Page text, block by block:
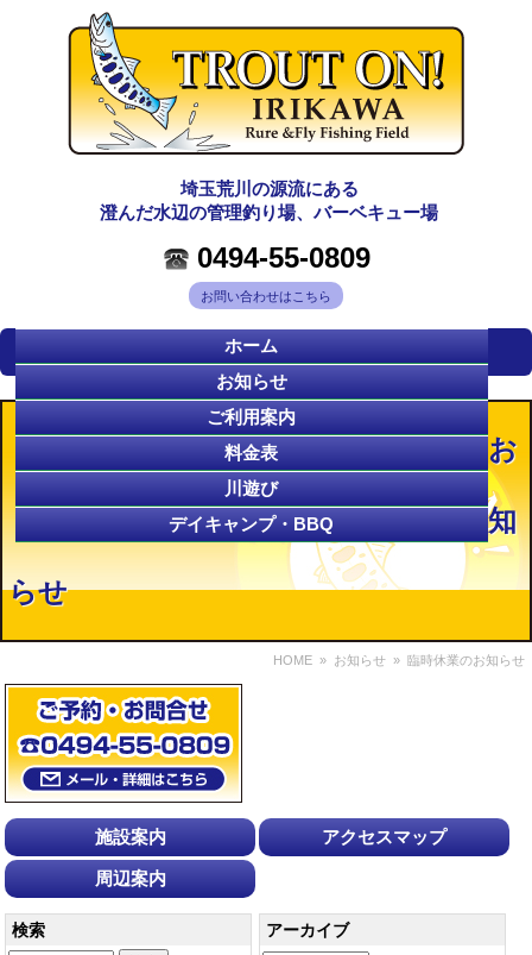
埼玉荒川の源流にある
澄んだ水辺の管理釣り場、バーベキュー場
0494-55-0809
お問い合わせはこちら
ホーム
お知らせ
ご利用案内
料金表
川遊び
デイキャンプ・BBQ
お
知
らせ
HOME » お知らせ » 臨時休業のお知らせ
施設案内 アクセスマップ
周辺案内
検索 アーカイブ